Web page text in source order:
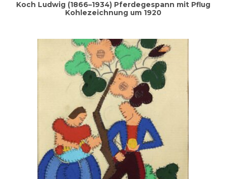
Koch Lud­wig (1866–1934) Pfer­de­ge­spann mit Pflug
Koh­le­zeich­nung um 1920